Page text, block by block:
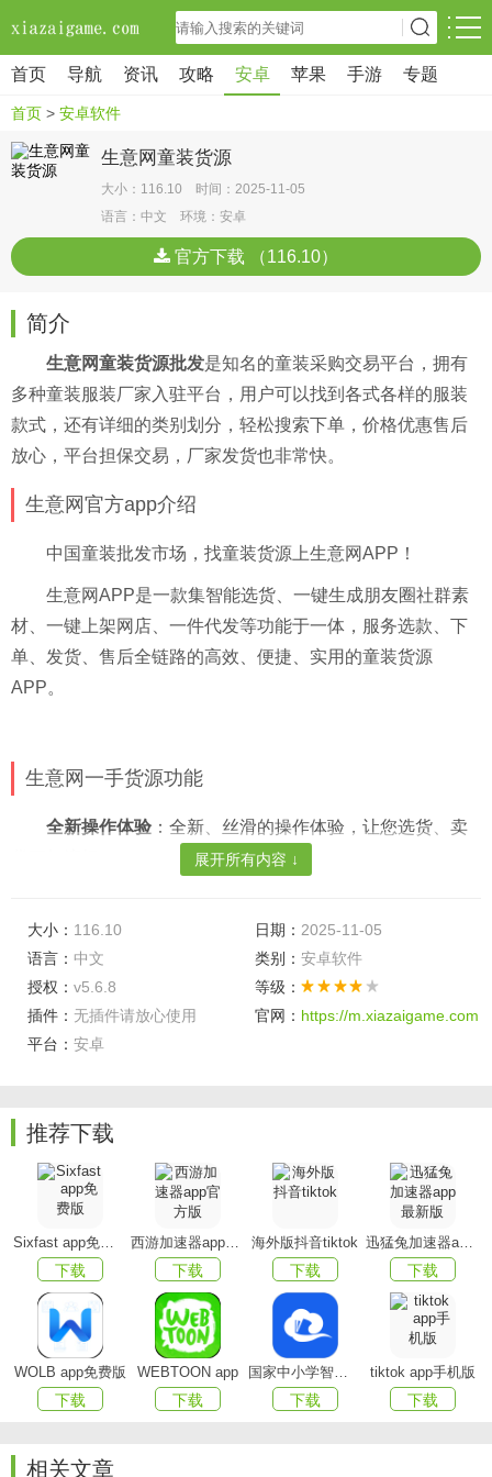
首页 导航 资讯 攻略 安卓 苹果 手游 专题
首页 > 安卓软件
生意网童装货源
大小：116.10 时间：2025-11-05
语言：中文 环境：安卓
官方下载 （116.10）
简介
生意网童装货源批发是知名的童装采购交易平台，拥有
多种童装服装厂家入驻平台，用户可以找到各式各样的服装
款式，还有详细的类别划分，轻松搜索下单，价格优惠售后
放心，平台担保交易，厂家发货也非常快。
生意网官方app介绍
中国童装批发市场，找童装货源上生意网APP！
生意网APP是一款集智能选货、一键生成朋友圈社群素
材、一键上架网店、一件代发等功能于一体，服务选款、下
单、发货、售后全链路的高效、便捷、实用的童装货源
APP。
生意网一手货源功能
全新操作体验 ：全新、丝滑的操作体验，让您选货、卖
数据平台开发的智能推荐引擎，让选款效率提升不止一倍！
今日必拿货
：生意网官方选款，实时，真实，跟着卖就
自定义标签页
你商品的所有信息，大幅提升您的看款效率。
爆款情报
：实时跟踪当下流行款，你要的爆款，我们都
大家都在卖
：生意网为您精选优质采购商主推的好货，
库存足，好出单，易爆单。
生意猎手
：捕获趋势，整合三方电商数据，助您精准选
款，事半功倍。
以图找款 ：全网热销爆款，找供货源头快人一步。
生意网童最新版特色
展开所有内容 ↓
大小： 116.10 日期： 2025-11-05
语言： 中文 类别： 安卓软件
授权： v5.6.8
等级：
插件： 无插件请放心使用 官网： https://m.xiazaigame.com
平台： 安卓
推荐下载
Sixfast app免费版
下载
西游加速器app官方版
下载
海外版抖音tiktok
下载
迅猛兔加速器app最新版
下载
WOLB app免费版
下载
WEBTOON app
下载
国家中小学智慧教育平台app(智慧中小学)
下载
tiktok app手机版
下载
相关文章